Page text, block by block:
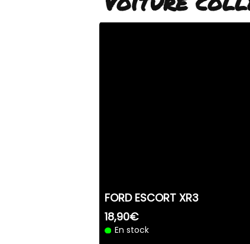
FORD ESCORT XR3
18,90€
En stock